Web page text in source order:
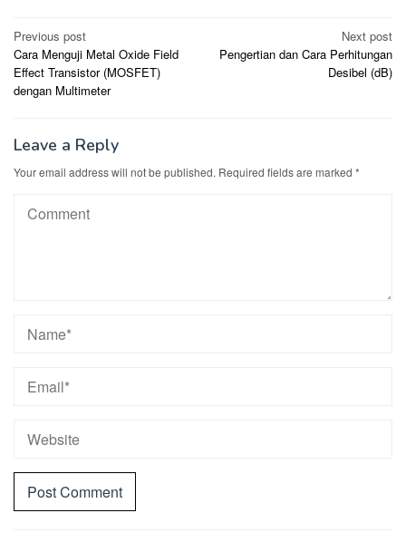
Post
navigation
Previous post
Cara Menguji Metal Oxide Field
Effect Transistor (MOSFET)
dengan Multimeter
Next post
Pengertian dan Cara Perhitungan
Desibel (dB)
Leave a Reply
Your email address will not be published. Required fields are marked *